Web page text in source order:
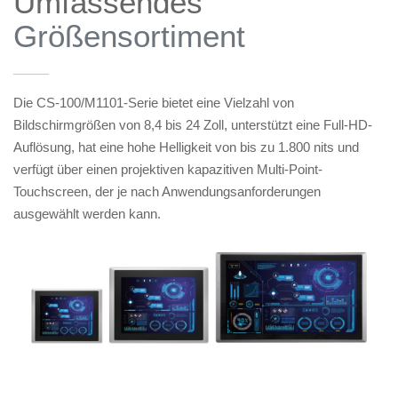
Größensortiment
——
Die CS-100/M1101-Serie bietet eine Vielzahl von
Bildschirmgrößen von 8,4 bis 24 Zoll, unterstützt eine Full-HD-
Auflösung, hat eine hohe Helligkeit von bis zu 1.800 nits und
verfügt über einen projektiven kapazitiven Multi-Point-
Touchscreen, der je nach Anwendungsanforderungen
ausgewählt werden kann.